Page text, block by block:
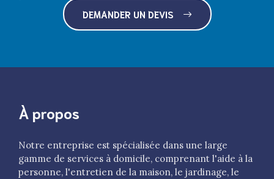
DEMANDER UN DEVIS
À propos
Notre entreprise est spécialisée dans une large
gamme de services à domicile, comprenant l'aide à la
personne, l'entretien de la maison, le jardinage, le